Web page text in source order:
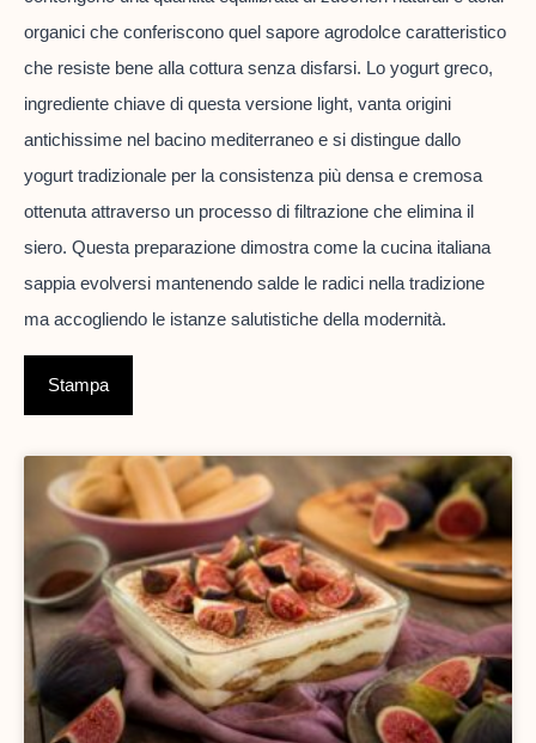
organici che conferiscono quel sapore agrodolce caratteristico
che resiste bene alla cottura senza disfarsi. Lo yogurt greco,
ingrediente chiave di questa versione light, vanta origini
antichissime nel bacino mediterraneo e si distingue dallo
yogurt tradizionale per la consistenza più densa e cremosa
ottenuta attraverso un processo di filtrazione che elimina il
siero. Questa preparazione dimostra come la cucina italiana
sappia evolversi mantenendo salde le radici nella tradizione
ma accogliendo le istanze salutistiche della modernità.
Stampa